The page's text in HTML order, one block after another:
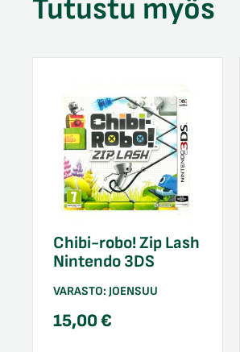
Tutustu myös
Chibi-robo! Zip Lash
Nintendo 3DS
VARASTO: JOENSUU
15,00€